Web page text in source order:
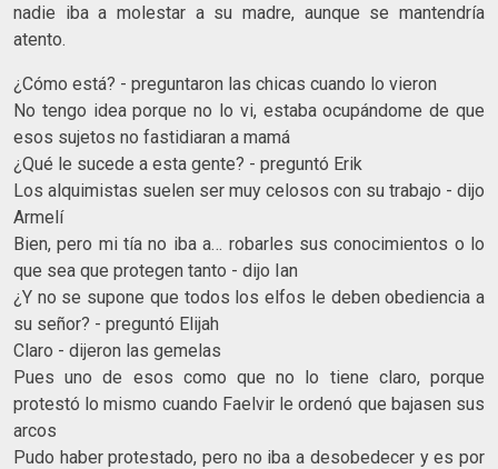
nadie iba a molestar a su madre, aunque se mantendría
atento.
¿Cómo está? - preguntaron las chicas cuando lo vieron
No tengo idea porque no lo vi, estaba ocupándome de que
esos sujetos no fastidiaran a mamá
¿Qué le sucede a esta gente? - preguntó Erik
Los alquimistas suelen ser muy celosos con su trabajo - dijo
Armelí
Bien, pero mi tía no iba a… robarles sus conocimientos o lo
que sea que protegen tanto - dijo Ian
¿Y no se supone que todos los elfos le deben obediencia a
su señor? - preguntó Elijah
Claro - dijeron las gemelas
Pues uno de esos como que no lo tiene claro, porque
protestó lo mismo cuando Faelvir le ordenó que bajasen sus
arcos
Pudo haber protestado, pero no iba a desobedecer y es por